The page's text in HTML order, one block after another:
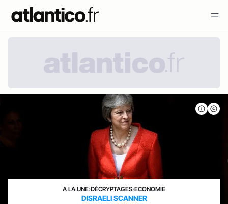
A LA UNE›DÉCRYPTAGES›ECONOMIE
DISRAELI SCANNER